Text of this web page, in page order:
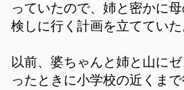
っていたので、姉と密かに
検しに行く計画を立てていた
以前、婆ちゃんと姉と山に
ったときに小学校の近くま